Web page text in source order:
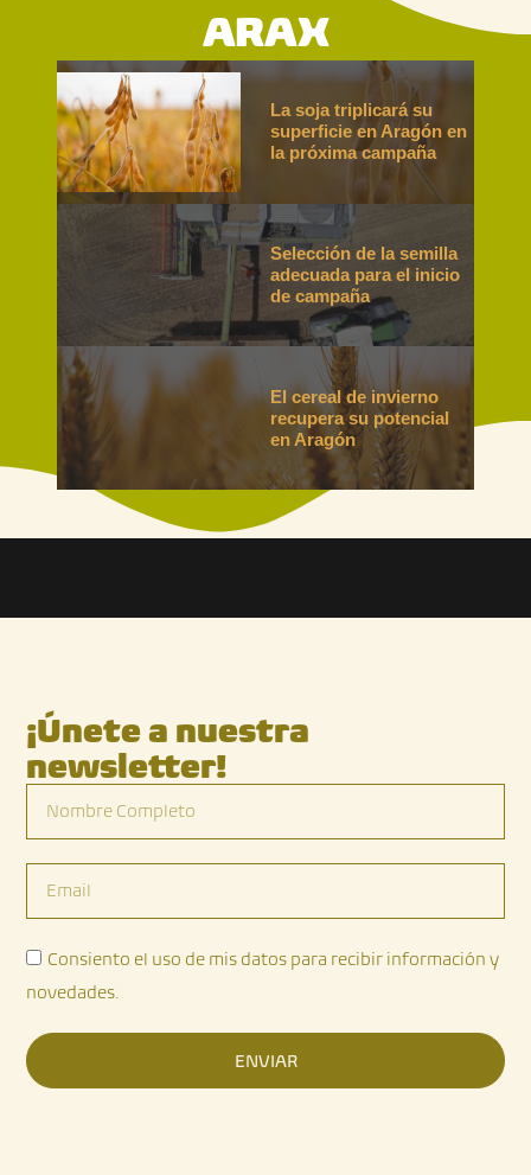
ARAX
La soja triplicará su
superficie en Aragón en
la próxima campaña
Selección de la semilla
adecuada para el inicio
de campaña
El cereal de invierno
recupera su potencial
en Aragón
¡Únete a nuestra
newsletter!
Nombre
Completo
Email
Consiento el uso de mis datos para recibir información y
novedades.
ENVIAR